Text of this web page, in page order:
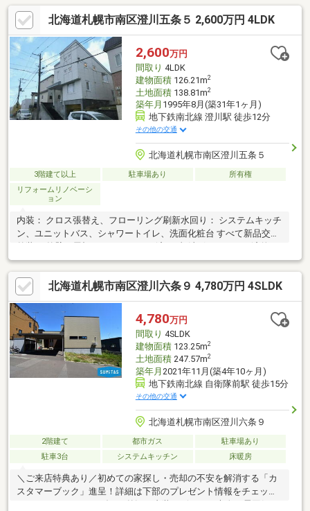
（乾太くん）、玄関鍵はスマホアプリと連動してお出かけ先から
操作できます・屋上からは南区の山々を一望でき、人目を気にせ
ず水遊びや天体観測、ドッグランとして楽しめます【リノベーシ
ョン内容（2025年5月完了）】キッチン、トイレ、浴室、洗面
台、クロス・フローリング・クッションフロア、建具、給湯ボイ
ラー、外壁など※詳細は担当者へご確認ください
北海道札幌市南区澄川五条５ 2,600万円 4LDK
2,600万円
間取り 4LDK
建物面積126.21m2
土地面積138.81m2
築年月 1995年8月(築31年1ヶ月)
地下鉄南北線 澄川駅 徒歩12分
その他の交通
北海道札幌市南区澄川五条５
3階建て以上 駐車場あり
所有権
リフォームリノベーシ
ョン
内装： クロス張替え、フローリング刷新水回り： システムキッチ
ン、ユニットバス、シャワートイレ、洗面化粧台 すべて新品交換
地下鉄【澄川】駅まで徒歩12分●吹抜けによる開放感●シャッター
付き車庫●融雪槽あり
北海道札幌市南区澄川六条９ 4,780万円 4SLDK
4,780万円
間取り 4SLDK
建物面積123.25m2
土地面積247.57m2
築年月 2021年11月(築4年10ヶ月)
地下鉄南北線 自衛隊前駅 徒歩15分
その他の交通
北海道札幌市南区澄川六条９
2階建て 都市ガス
駐車場あり
駐車3台
システムキッチン 床暖房
＼ご来店特典あり／初めての家探し・売却の不安を解消する「カ
スタマーブック」進呈！詳細は下部のプレゼント情報をチェック
♪○スタイリッシュモダンな外観・内装デザインで大人な雰囲気を